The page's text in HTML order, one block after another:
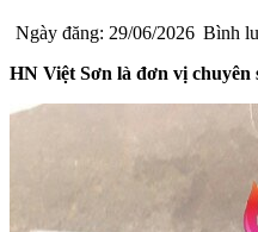
Ngày đăng: 29/06/2026 Bình
HN Việt Sơn là đơn vị